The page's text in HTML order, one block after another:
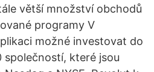
větší množství obchodů
programy V
možné investovat do
společností, které jsou